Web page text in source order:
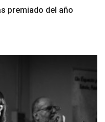
premiado del año